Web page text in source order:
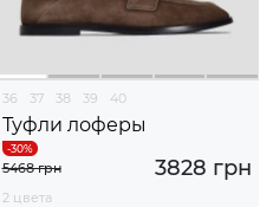
36 37 38 39 40
Туфли лоферы
3828 грн
5468 грн
2 цвета